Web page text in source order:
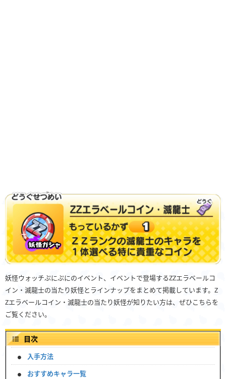
妖怪ウォッチぷにぷにのイベント、イベントで登場するZZエラベールコ
イン・滅龍士の当たり妖怪とラインナップをまとめて掲載しています。Z
Zエラベールコイン・滅龍士の当たり妖怪が知りたい方は、ぜひこちらを
ご覧ください。
目次
入手方法
おすすめキャラ一覧